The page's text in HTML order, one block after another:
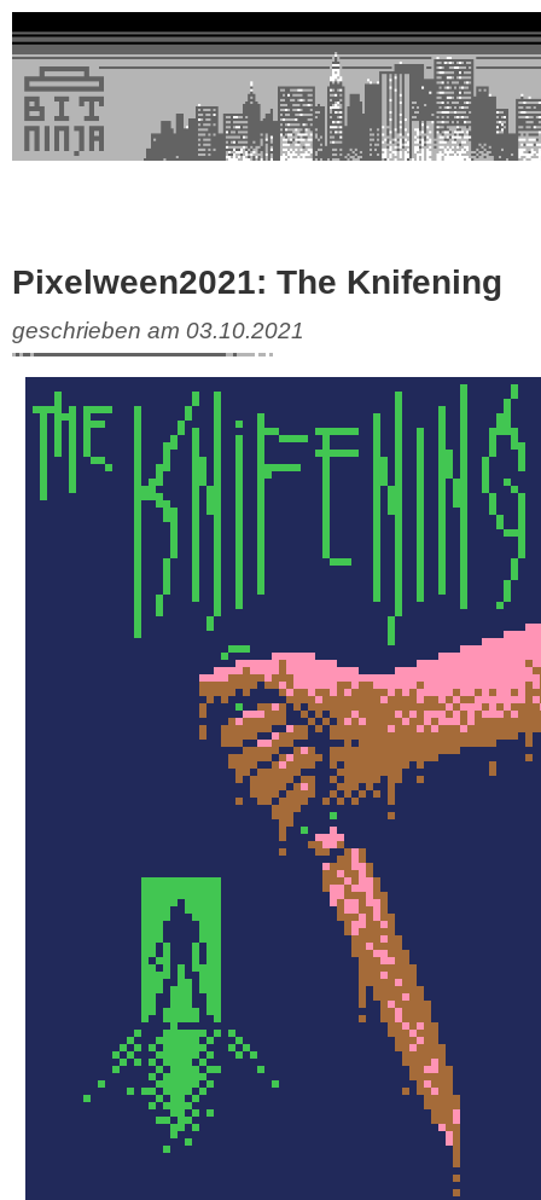
Pixelween2021: The Knifening
geschrieben am 03.10.2021